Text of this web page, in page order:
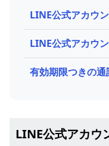
LINE公式アカウ
LINE公式アカウ
有効期限つきの通
LINE公式アカウ